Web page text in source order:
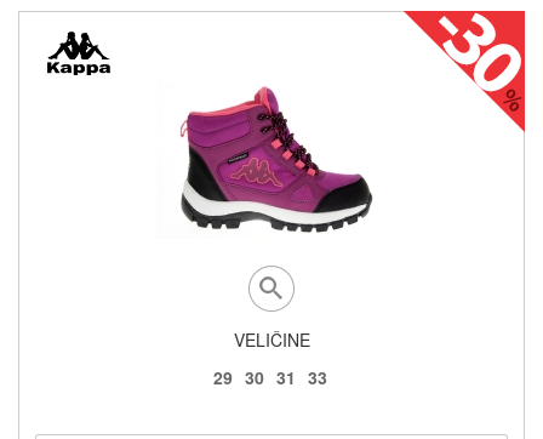
VELIČINE
29 30 31 33